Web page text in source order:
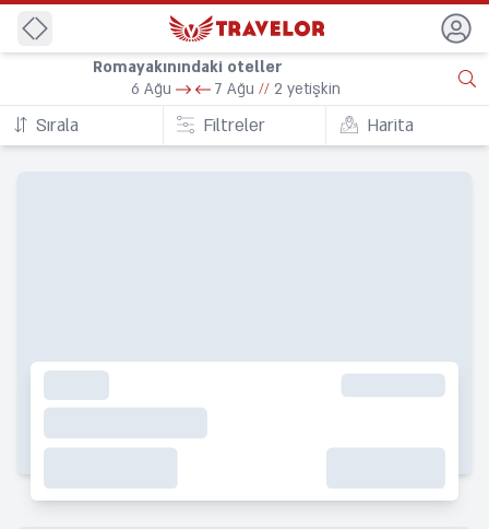
Geri
Romayakınındaki oteller
6 Ağu
7 Ağu // 2 yetişkin
Sırala Filtreler Harita